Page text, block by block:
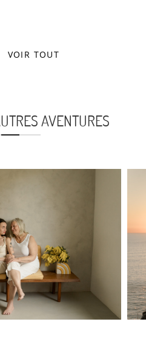
VOIR TOUT
AVENTURES